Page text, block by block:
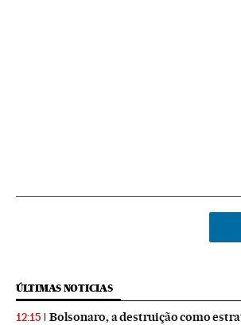
ÚLTIMAS NOTICIAS
12:15 Bolsonaro, a destruição como